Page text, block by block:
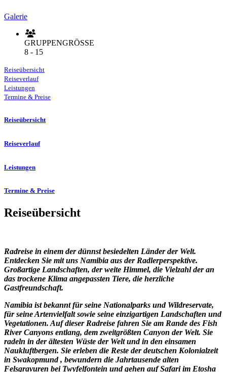
Galerie
GRUPPENGRÖSSE
8 - 15
Reiseübersicht
Reiseverlauf
Leistungen
Termine & Preise
Reiseübersicht
Reiseverlauf
Leistungen
Termine & Preise
Reiseübersicht
Radreise in einem der dünnst besiedelten Länder der Welt.
Entdecken Sie mit uns Namibia aus der Radlerperspektive.
Großartige Landschaften, der weite Himmel, die Vielzahl der an
das trockene Klima angepassten Tiere, die herzliche
Gastfreundschaft.
Namibia ist bekannt für seine Nationalparks und Wildreservate,
für seine Artenvielfalt sowie seine einzigartigen Landschaften und
Vegetationen. Auf dieser Radreise fahren Sie am Rande des Fish
River Canyons entlang, dem zweitgrößten Canyon der Welt. Sie
radeln in der ältesten Wüste der Welt und in den einsamen
Naukluftbergen. Sie erleben die Reste der deutschen Kolonialzeit
in Swakopmund , bewundern die Jahrtausende alten
Felsgravuren bei Twyfelfontein und gehen auf Safari im Etosha